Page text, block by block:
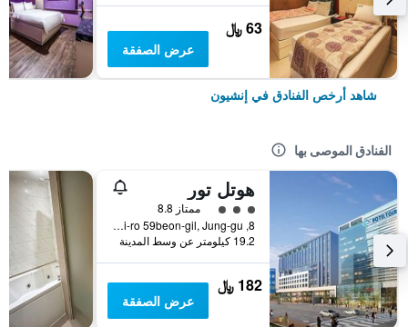
63 ﷼
عرض الصفقة
شاهد أرخص الفنادق في إنشيون
الفنادق الموصى بها
هوتل تور
تقييم فئة 3ممتاز 8.8
8, Huinbawi-ro 59beon-gil, Jung-gu, إنشيون, كوريا الجنوبية
19.2 كيلومتر عن وسط المدينة
182 ﷼
عرض الصفقة